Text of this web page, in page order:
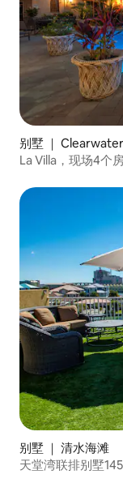
别墅 ｜ Clearwater
La Villa，现场4个
别墅 ｜ 清水海滩
天堂湾联排别墅